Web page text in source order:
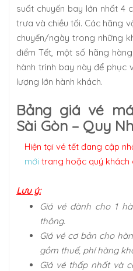
suất chuyến bay lớn nhất 4
trưa và chiều tối. Các hãng
chuyến/ngày trong những
điểm Tết, một số hãng
hành trình bay này để phục
lượng lớn hành khách.
Bảng giá vé
Sài Gòn – Quy
Hiện tại vé tết đang cập
mới trang hoặc quý khách
Lưu ý:
Giá vé dành cho 1
thông.
Giá vé cơ bản cho
gồm thuế, phí hàng
Giá vé thấp nhất và